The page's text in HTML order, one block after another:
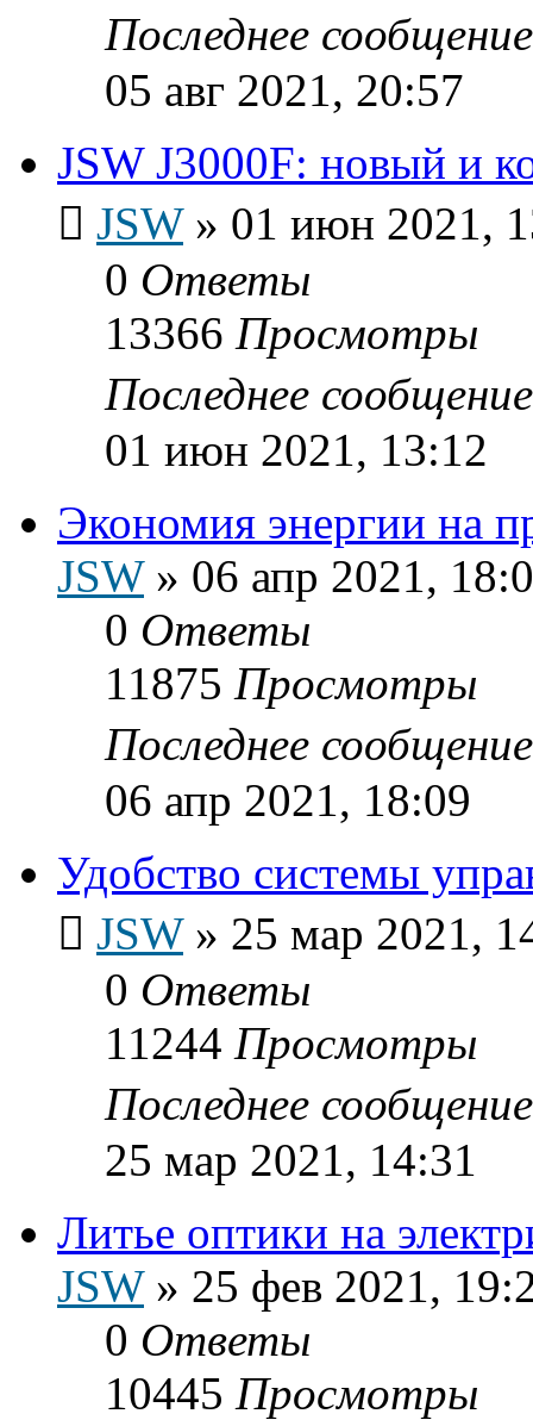
Последнее
05 авг 2021, 20:57
JSW J3000F: новый и
JSW» 01 июн 2021,
0 Ответы
13366 Просмотры
Последнее
01 июн 2021, 13:12
Экономия энергии на
JSW» 06 апр 2021,
0 Ответы
11875 Просмотры
Последнее
06 апр 2021, 18:09
Удобство системы
JSW» 25 мар 2021,
0 Ответы
11244 Просмотры
Последнее
25 мар 2021, 14:31
Литье оптики на
JSW» 25 фев 2021,
0 Ответы
10445 Просмотры